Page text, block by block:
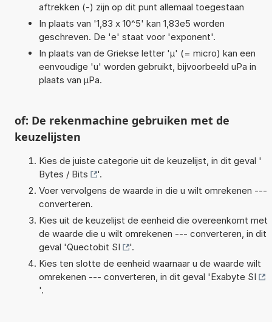
aftrekken (-) zijn op dit punt allemaal toegestaan
In plaats van '1,83 x 10^5' kan 1,83e5 worden
geschreven. De 'e' staat voor 'exponent'.
In plaats van de Griekse letter 'µ' (= micro) kan een
eenvoudige 'u' worden gebruikt, bijvoorbeeld uPa in
plaats van µPa.
of: De rekenmachine gebruiken met de
keuzelijsten
Kies de juiste categorie uit de keuzelijst, in dit geval '
Bytes / Bits
'.
Voer vervolgens de waarde in die u wilt omrekenen ---
converteren.
Kies uit de keuzelijst de eenheid die overeenkomt met
de waarde die u wilt omrekenen --- converteren, in dit
geval 'Quectobit SI
'.
Kies ten slotte de eenheid waarnaar u de waarde wilt
omrekenen --- converteren, in dit geval 'Exabyte SI
'.